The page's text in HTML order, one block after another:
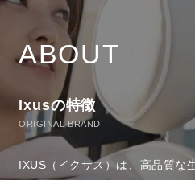
ABOUT
Ixusの特徴
ORIGINAL BRAND
IXUS（イクサス）は、高品質な